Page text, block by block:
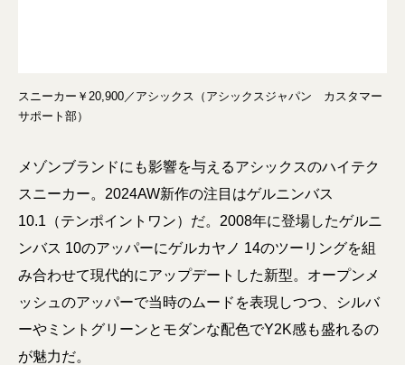
スニーカー￥20,900／アシックス（アシックスジャパン カスタマー
サポート部）
メゾンブランドにも影響を与えるアシックスのハイテク
スニーカー。2024AW新作の注目はゲルニンバス
10.1（テンポイントワン）だ。2008年に登場したゲルニ
ンバス 10のアッパーにゲルカヤノ 14のツーリングを組
み合わせて現代的にアップデートした新型。オープンメ
ッシュのアッパーで当時のムードを表現しつつ、シルバ
ーやミントグリーンとモダンな配色でY2K感も盛れるの
が魅力だ。